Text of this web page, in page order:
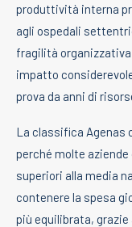
produttività interna
agli ospedali
fragilità
impatto
prova da anni di
La classifica Agenas
perché molte
superiori alla media
contenere la spesa
più equilibrata,